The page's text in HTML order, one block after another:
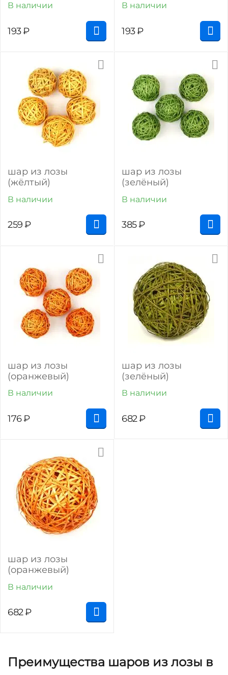
Преимущества шаров из лозы в
В наличии
193₽
В наличии
193₽
шар из лозы
(жёлтый)
В наличии
259₽
шар из лозы
(зелёный)
В наличии
385₽
шар из лозы
(оранжевый)
В наличии
176₽
шар из лозы
(зелёный)
В наличии
682₽
шар из лозы
(оранжевый)
В наличии
682₽